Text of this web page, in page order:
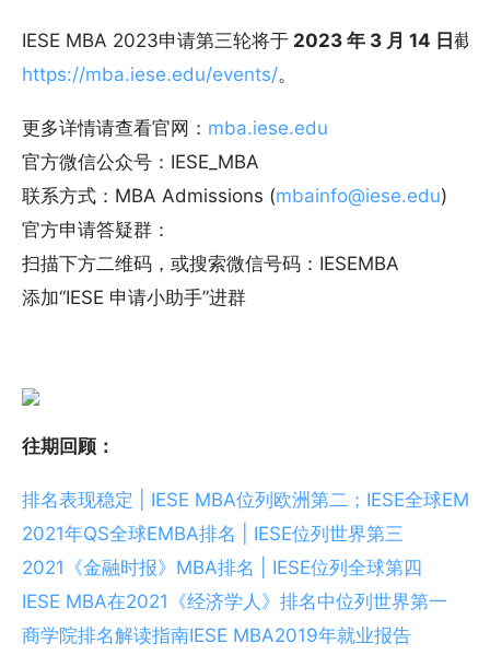
IESE MBA 2023申请第三轮将于 2023 年 3 月 14 日 截
https://mba.iese.edu/events/。
更多详情请查看官网： mba.iese.edu
官方微信公众号：IESE_MBA
联系方式：MBA Admissions (mbainfo@iese.edu)
官方申请答疑群：
扫描下方二维码，或搜索微信号码：IESEMBA
添加“IESE 申请小助手”进群
往期回顾：
排名表现稳定 | IESE MBA位列欧洲第二；IESE全球
2021年QS全球EMBA排名 | IESE位列世界第三
2021《金融时报》MBA排名 | IESE位列全球第四
IESE MBA在2021《经济学人》排名中位列世界第一
商学院排名解读指南IESE MBA2019年就业报告